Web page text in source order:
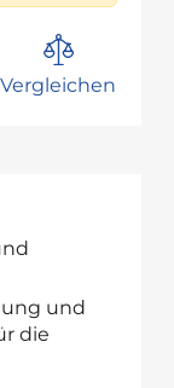
Vergleichen
und
die